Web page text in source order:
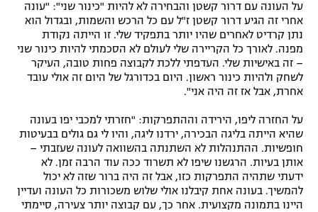
על העונה עם דרור קשטן והבחירה לא להיות "כינור שני": "עונה
אחרי זה הגיע דרור קשטן ז"ל עם כל הרכש והשמות, ובגדול הוא
נתן קרדיט לאחרים שהיו יותר בתפקיד שלי. זו הייתה נקודת
מפנה. לאורך כל הקריירה שלי לעולם לא הסכמתי להיות כינור שני
– זה באישיות שלי. העדפתי ללכת לקבוצה פחות טובה, העיקר
לשחק ולהיות כינור ראשון. היום בכדורגל של היום זה אולי עובד
אחרת, אבל אז זה היה אני".
על החזרה ליפו, הירידה וההתפרקות: "חזרתי למכבי יפו בעונה
שהיא הייתה בליגה הבכירה, ירדנו ליגה, והיו לי גם גולים בבעיטות
חופשיות. ההתנהלות לא השתנתה בהשוואה לעונה שעזבתי –
אותן בעיות. הרגשנו שיפו לא תשרוד ככה עוד הרבה זמן. לא
ידעתי שתהיה התפרקות כזו, אבל זה היה ברור שזה לא יכול
להמשיך. בעונה אחת קיבלנו אולי שלוש משכורות כל העונה ועדיין
היינו בתמונה מקצועית. אחר כך, עם קבוצה יותר צעירה, סיימתי